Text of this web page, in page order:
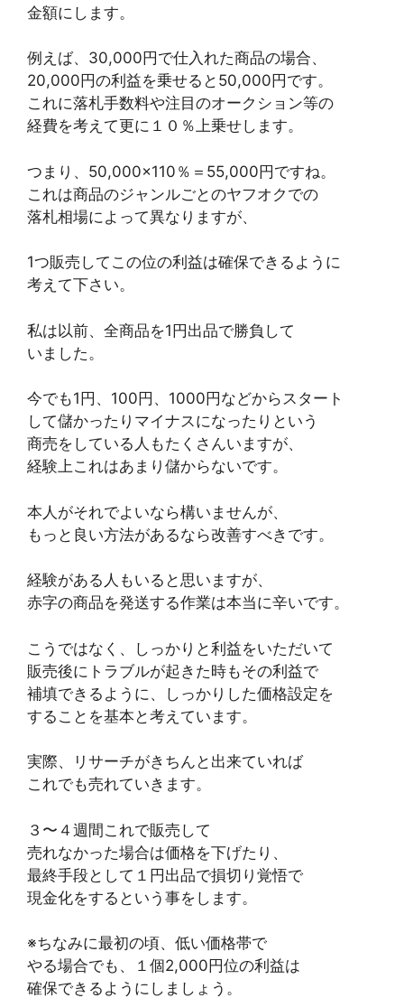
金額にします。
例えば、30,000円で仕入れた商品の場合、
20,000円の利益を乗せると50,000円です。
これに落札手数料や注目のオークション等の
経費を考えて更に１０％上乗せします。
つまり、50,000×110％＝55,000円ですね。
これは商品のジャンルごとのヤフオクでの
落札相場によって異なりますが、
1つ販売してこの位の利益は確保できるように
考えて下さい。
私は以前、全商品を1円出品で勝負して
いました。
今でも1円、100円、1000円などからスタート
して儲かったりマイナスになったりという
商売をしている人もたくさんいますが、
経験上これはあまり儲からないです。
本人がそれでよいなら構いませんが、
もっと良い方法があるなら改善すべきです。
経験がある人もいると思いますが、
赤字の商品を発送する作業は本当に辛いです。
こうではなく、しっかりと利益をいただいて
販売後にトラブルが起きた時もその利益で
補填できるように、しっかりした価格設定を
することを基本と考えています。
実際、リサーチがきちんと出来ていれば
これでも売れていきます。
３〜４週間これで販売して
売れなかった場合は価格を下げたり、
最終手段として１円出品で損切り覚悟で
現金化をするという事をします。
※ちなみに最初の頃、低い価格帯で
やる場合でも、１個2,000円位の利益は
確保できるようにしましょう。